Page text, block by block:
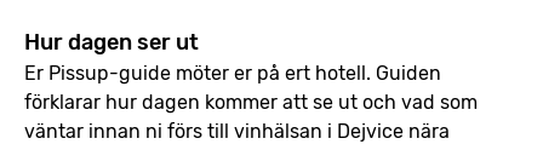
Hur dagen ser ut
Er Pissup-guide möter er på ert hotell. Guiden
förklarar hur dagen kommer att se ut och vad som
väntar innan ni förs till vinhälsan i Dejvice nära